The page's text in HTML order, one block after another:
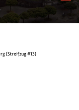
(Streifzug #13)